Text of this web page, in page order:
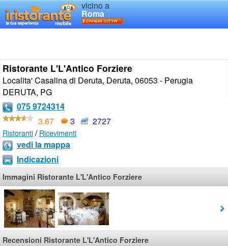
vicino a
Roma
Ristorante L'L'Antico Forziere
Localita' Casalina di Deruta, Deruta, 06053 - Perugia
DERUTA, PG
075 9724314
3.67
3 2727
Ristoranti/Ricevimenti
vedi la mappa
Indicazioni
Immagini Ristorante L'L'Antico Forziere
Recensioni Ristorante L'L'Antico Forziere